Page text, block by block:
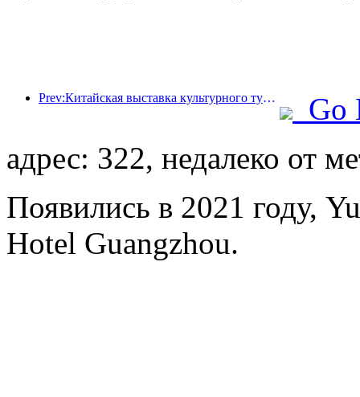
Prev:Китайская выставка культурного туризма 2025 пройдет в Ухане с 12 по 14 сентября.
Go
адрес: 322, недалеко от
Появились в 2021 году,
Hotel Guangzhou.